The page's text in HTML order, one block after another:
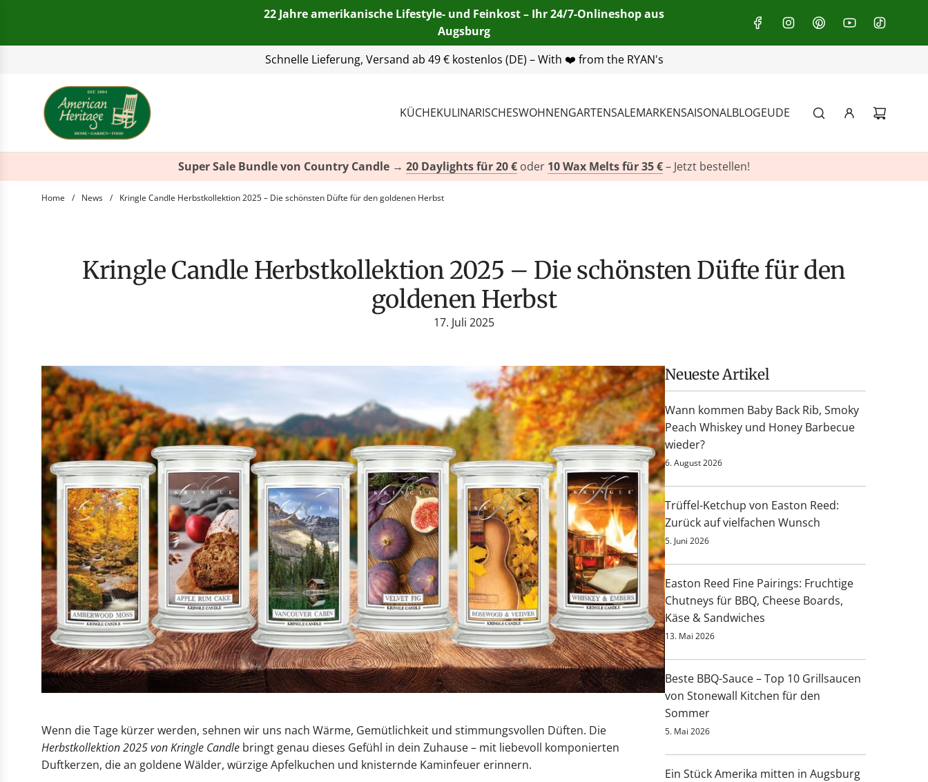
22 Jahre amerikanische Lifestyle- und Feinkost – Ihr 24/7-Onlineshop aus
Augsburg
+49(0)821 455 254 00| E-Mail:info@american-heritage.de| WhatsApp:+49(0)151 116 719 10
KÜCHEKULINARISCHESWOHNENGARTENSALEMARKENSAISONALBLOGEUDE
Super Sale Bundle von Country Candle → 20 Daylights für 20 € oder 10 Wax Melts für 35 €– Jetzt bestellen!
Home / News / Kringle Candle Herbstkollektion 2025 – Die schönsten Düfte für den goldenen Herbst
Kringle Candle Herbstkollektion 2025 – Die schönsten Düfte für den
goldenen Herbst
17. Juli 2025
Wenn die Tage kürzer werden, sehnen wir uns nach Wärme, Gemütlichkeit und stimmungsvollen Düften. Die
Herbstkollektion 2025 von Kringle Candle bringt genau dieses Gefühl in dein Zuhause – mit liebevoll komponierten
Duftkerzen, die an goldene Wälder, würzige Apfelkuchen und knisternde Kaminfeuer erinnern.
Neueste Artikel
Wann kommen Baby Back Rib, Smoky
Peach Whiskey und Honey Barbecue
wieder?
6. August 2026
Trüffel-Ketchup von Easton Reed:
Zurück auf vielfachen Wunsch
5. Juni 2026
Easton Reed Fine Pairings: Fruchtige
Chutneys für BBQ, Cheese Boards,
Käse & Sandwiches
13. Mai 2026
Beste BBQ-Sauce – Top 10 Grillsaucen
von Stonewall Kitchen für den
Sommer
5. Mai 2026
Ein Stück Amerika mitten in Augsburg